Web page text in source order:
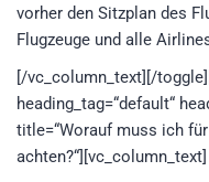
vorher den Sitzplan des
Flugzeuge und alle
[/vc_column_text][/
heading_tag=“default“
title=“Worauf muss ich
achten?“][vc_column_text]